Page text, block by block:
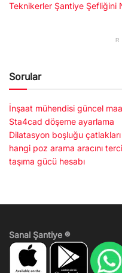
Teknikerler Şantiye Şefliğini
Sorular
İnşaat mühendisi güncel
Sta4cad döşeme ayarlama
Dilatasyon boşluğu çatlakları
hangi poz arama aracını
taşıma gücü hesabı
Sanal Şantiye ®